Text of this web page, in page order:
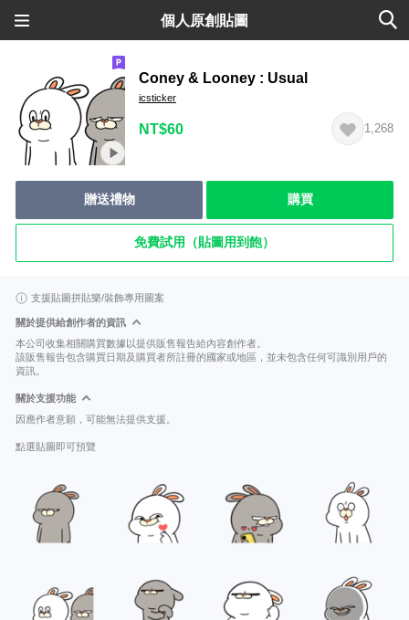
個人原創貼圖
Coney & Looney : Usual
icsticker
NT$60 1,268
贈送禮物 購買
免費試用（貼圖用到飽）
支援貼圖拼貼樂/裝飾專用圖案
關於提供給創作者的資訊
本公司收集相關購買數據以提供販售報告給內容創作者。
該販售報告包含購買日期及購買者所註冊的國家或地區，並未包含任何可識別用戶的
資訊。
關於支援功能
因應作者意願，可能無法提供支援。
點選貼圖即可預覽